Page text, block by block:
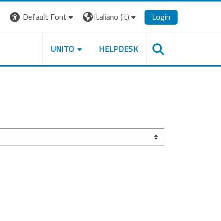
Default Font Italiano ‎(it)‎ Login
UNITO HELPDESK